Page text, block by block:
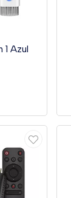
Azul